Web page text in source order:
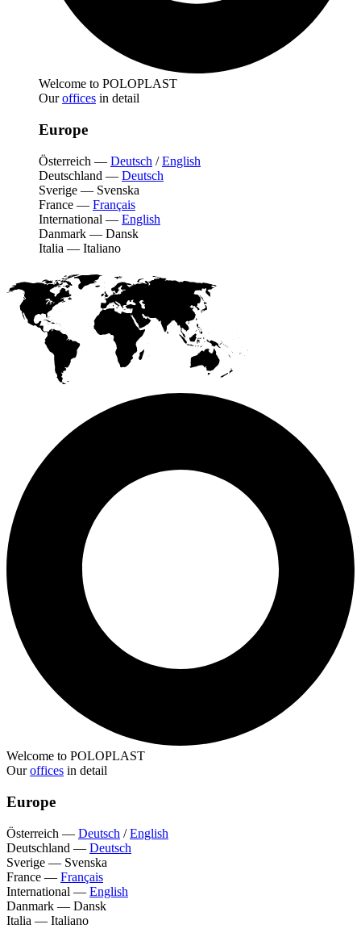
Welcome to POLOPLAST
Ouroffices in detail
Europe
Österreich — Deutsch /English
Deutschland — Deutsch
Sverige — Svenska
France — Français
International — English
Danmark — Dansk
Italia — Italiano
Welcome to POLOPLAST
Ouroffices in detail
Europe
Österreich — Deutsch /English
Deutschland — Deutsch
Sverige — Svenska
France — Français
International — English
Danmark — Dansk
Italia — Italiano